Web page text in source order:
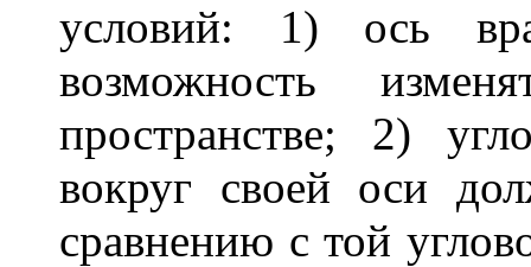
условий: 1) ось
возможность
пространстве; 2)
вокруг своей оси
сравнению с той